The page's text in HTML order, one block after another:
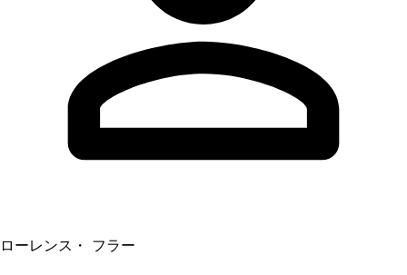
ローレンス・ フラー